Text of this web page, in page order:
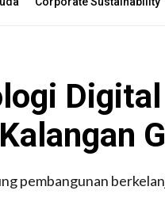
pembangunan